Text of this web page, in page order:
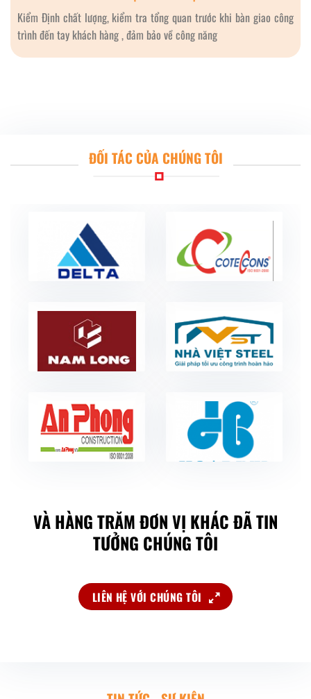
Kiểm Định chất lượng, kiểm tra tổng quan trước khi bàn giao công
trình đến tay khách hàng , đảm bảo về công năng
ĐỐI TÁC CỦA CHÚNG TÔI
VÀ HÀNG TRĂM ĐƠN VỊ KHÁC ĐÃ TIN
TƯỞNG CHÚNG TÔI
LIÊN HỆ VỚI CHÚNG TÔI